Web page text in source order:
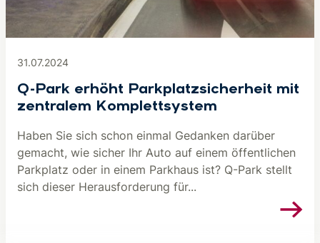
31.07.2024
Q-Park erhöht Parkplatzsicherheit mit
zentralem Komplettsystem
Haben Sie sich schon einmal Gedanken darüber
gemacht, wie sicher Ihr Auto auf einem öffentlichen
Parkplatz oder in einem Parkhaus ist? Q-Park stellt
sich dieser Herausforderung für...